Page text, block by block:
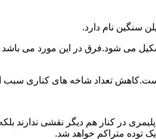
تعداد شاخه های کناری سبب
در کنار هم دیگر نقشی ندارند
توده متراکم خواهد شد.